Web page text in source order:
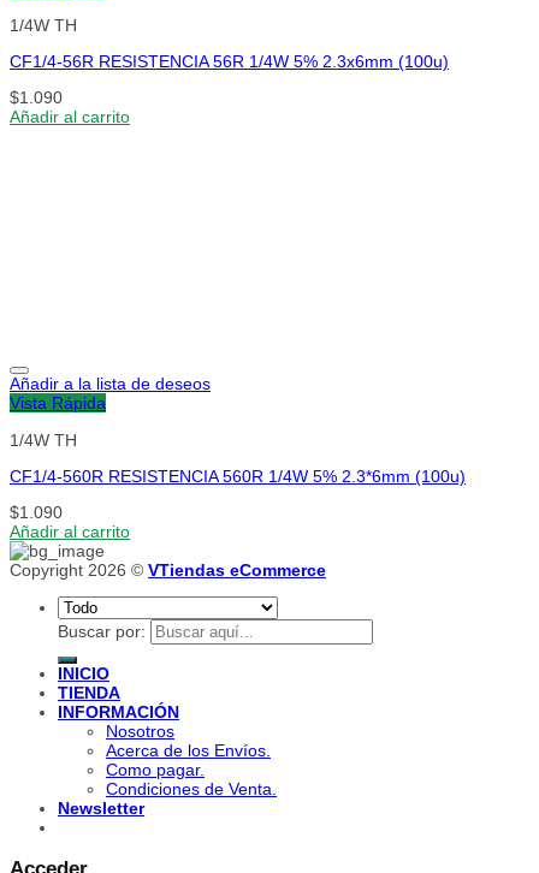
1/4W TH
CF1/4-56R RESISTENCIA 56R 1/4W 5% 2.3x6mm (100u)
$1.090
Añadir al carrito
Añadir a la lista de deseos
Vista Rápida
1/4W TH
CF1/4-560R RESISTENCIA 560R 1/4W 5% 2.3*6mm (100u)
$1.090
Añadir al carrito
Copyright 2026 © VTiendas eCommerce
Buscar por:
INICIO
TIENDA
INFORMACIÓN
Nosotros
Acerca de los Envíos.
Como pagar.
Condiciones de Venta.
Newsletter